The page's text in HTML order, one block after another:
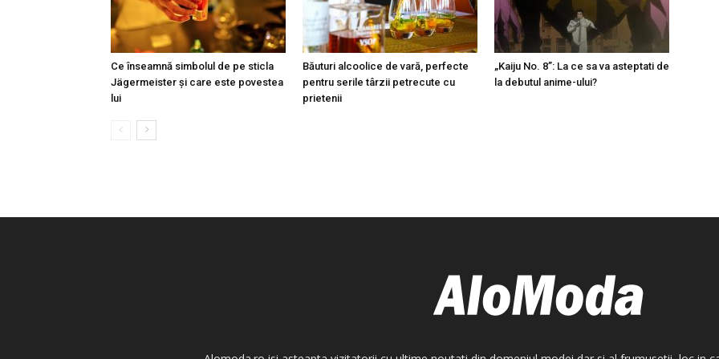
Ce înseamnă simbolul de pe sticla
Jägermeister și care este povestea
lui
Băuturi alcoolice de vară, perfecte
pentru serile târzii petrecute cu
prietenii
„Kaiju No. 8”: La ce sa va asteptati de
la debutul anime-ului?